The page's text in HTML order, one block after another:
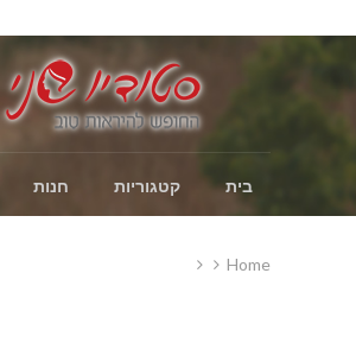
בית קטגוריות חנות
Home